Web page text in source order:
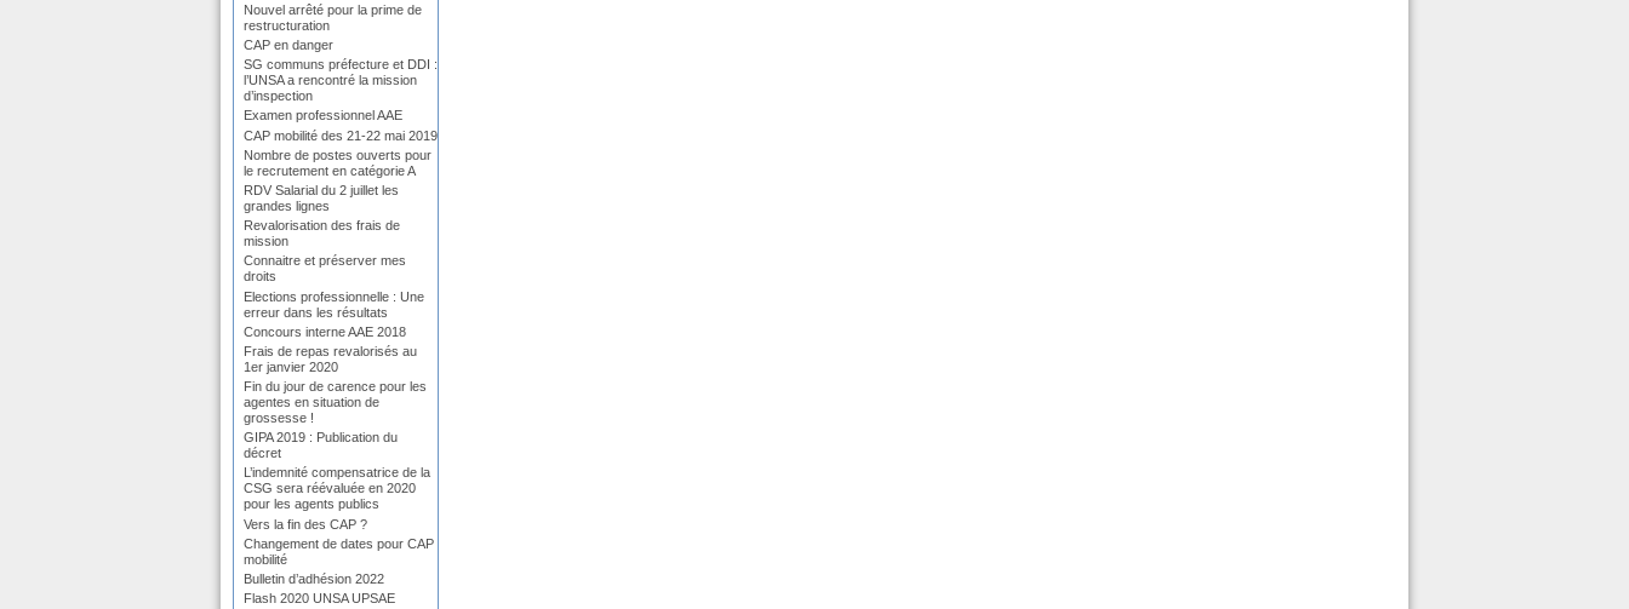
Nouvel arrêté pour la prime de
restructuration
CAP en danger
SG communs préfecture et DDI :
l’UNSA a rencontré la mission
d’inspection
Examen professionnel AAE
CAP mobilité des 21-22 mai 2019
Nombre de postes ouverts pour
le recrutement en catégorie A
RDV Salarial du 2 juillet les
grandes lignes
Revalorisation des frais de
mission
Connaitre et préserver mes
droits
Elections professionnelle : Une
erreur dans les résultats
Concours interne AAE 2018
Frais de repas revalorisés au
1er janvier 2020
Fin du jour de carence pour les
agentes en situation de
grossesse !
GIPA 2019 : Publication du
décret
L’indemnité compensatrice de la
CSG sera réévaluée en 2020
pour les agents publics
Vers la fin des CAP ?
Changement de dates pour CAP
mobilité
Bulletin d’adhésion 2022
Flash 2020 UNSA UPSAE